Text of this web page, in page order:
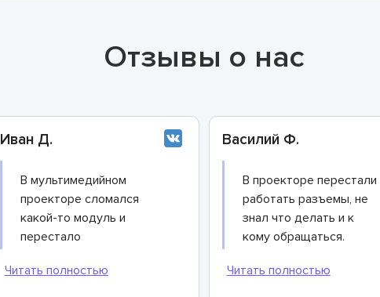
Отзывы о нас
Иван Д.
В мультимедийном
проекторе сломался
какой-то модуль и
перестало
изображение. Ремонт
Василий Ф.
В проекторе перестали
работать разъемы, не
знал что делать и к
кому обращаться.
«сарафанным радио» и